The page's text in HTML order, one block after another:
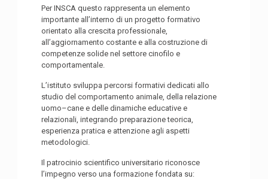
Per INSCA questo rappresenta un elemento
importante all’interno di un progetto formativo
orientato alla crescita professionale,
all’aggiornamento costante e alla costruzione di
competenze solide nel settore cinofilo e
comportamentale.
L’istituto sviluppa percorsi formativi dedicati allo
studio del comportamento animale, della relazione
uomo–cane e delle dinamiche educative e
relazionali, integrando preparazione teorica,
esperienza pratica e attenzione agli aspetti
metodologici.
Il patrocinio scientifico universitario riconosce
l’impegno verso una formazione fondata su: